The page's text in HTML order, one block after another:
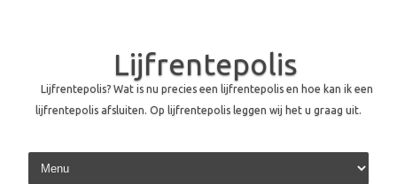
Lijfrentepolis
Lijfrentepolis? Wat is nu precies een lijfrentepolis en hoe kan ik een
lijfrentepolis afsluiten. Op lijfrentepolis leggen wij het u graag uit.
Skip to content